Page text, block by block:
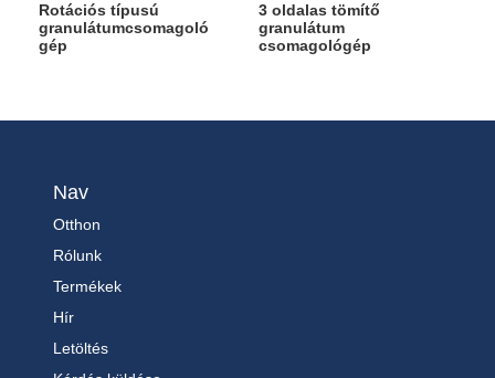
Rotációs típusú
granulátumcsomagoló
gép
3 oldalas tömítő
granulátum
csomagológép
Nav
Otthon
Rólunk
Termékek
Hír
Letöltés